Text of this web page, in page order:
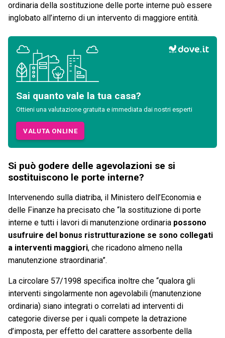
ordinaria della sostituzione delle porte interne può essere
inglobato all’interno di un intervento di maggiore entità.
Sai quanto vale la tua casa?
Ottieni una valutazione gratuita e immediata dai nostri esperti
VALUTA ONLINE
Si può godere delle agevolazioni se si
sostituiscono le porte interne?
Intervenendo sulla diatriba, il Ministero dell’Economia e
delle Finanze ha precisato che “la sostituzione di porte
interne e tutti i lavori di manutenzione ordinaria possono
usufruire del bonus ristrutturazione se sono collegati
a interventi maggiori, che ricadono almeno nella
manutenzione straordinaria”.
La circolare 57/1998 specifica inoltre che “qualora gli
interventi singolarmente non agevolabili (manutenzione
ordinaria) siano integrati o correlati ad interventi di
categorie diverse per i quali compete la detrazione
d’imposta, per effetto del carattere assorbente della